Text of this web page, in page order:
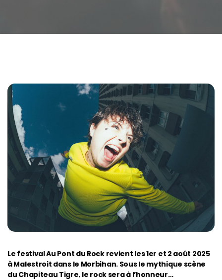
Le festival Au Pont du Rock revient les 1er et 2 août 2025
à Malestroit dans le Morbihan. Sous le mythique scène
du Chapiteau Tigre, le rock sera à l’honneur…